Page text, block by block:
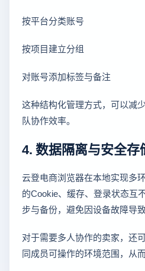
按平台分类账号
按项目建立分组
对账号添加标签与备注
这种结构化管理方式，可以减
队协作效率。
4. 数据隔离与安全存
云登电商浏览器在本地实现多
的Cookie、缓存、登录状态互
步与备份，避免因设备故障导
对于需要多人协作的卖家，还
同成员可操作的环境范围，从